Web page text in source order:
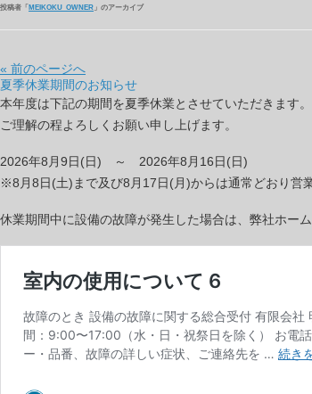
投稿者「 MEIKOKU_OWNER 」のアーカイブ
« 前のページへ
夏季休業期間のお知らせ
本年度は下記の期間を夏季休業とさせていただきます。
ご理解の程よろしくお願い申し上げます。
2026年8月9日(日) ～ 2026年8月16日(日)
※8月8日(土)まで及び8月17日(月)からは通常どおり営
休業期間中に設備の故障が発生した場合は、弊社ホー